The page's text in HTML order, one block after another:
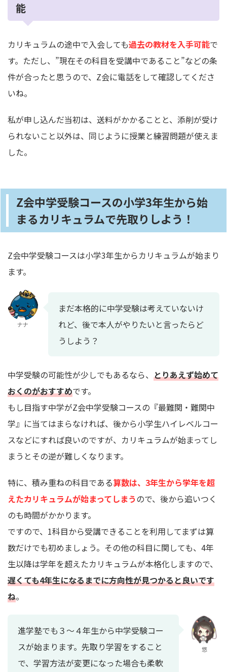
能
カリキュラムの途中で入会しても過去の教材を入手可能で
す。ただし、”現在その科目を受講中であること”などの条
件が合ったと思うので、Z会に電話をして確認してくださ
いね。
私が申し込んだ当初は、送料がかかることと、添削が受け
られないこと以外は、同じように授業と練習問題が使えま
した。
Z会中学受験コースの小学3年生から始
まるカリキュラムで先取りしよう！
Z会中学受験コースは小学3年生からカリキュラムが始まり
ます。
ナナ
まだ本格的に中学受験は考えていないけ
れど、後で本人がやりたいと言ったらど
うしよう？
中学受験の可能性が少しでもあるなら、 とりあえず始めて
おくのがおすすめです。
もし目指す中学がZ会中学受験コースの『最難関・難関中
学』に当てはまらなければ、後から小学生ハイレベルコー
スなどにすれば良いのですが、カリキュラムが始まってし
まうとその逆が難しくなります。
特に、積み重ねの科目である算数は、3年生から学年を超
えたカリキュラムが始まってしまうので、後から追いつく
のも時間がかかります。
ですので、1科目から受講できることを利用してまずは算
数だけでも初めましょう。その他の科目に関しても、4年
生以降は学年を超えたカリキュラムが本格化しますので、
遅くても4年生になるまでに方向性が見つかると良いです
ね。
進学塾でも３～４年生から中学受験コー
スが始まります。先取り学習をすること
で、学習方法が変更になった場合も柔軟
悠